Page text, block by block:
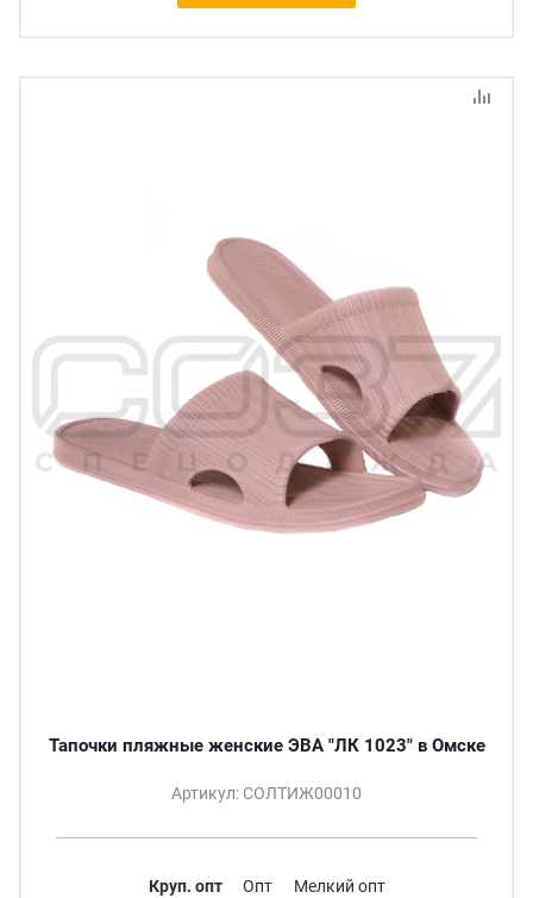
Тапочки пляжные женские ЭВА "ЛК 1023" в Омске
Артикул: СОЛТИЖ00010
Круп. опт Опт Мелкий опт